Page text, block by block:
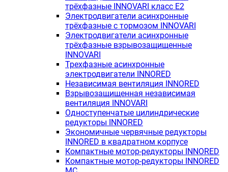
трёхфазные INNOVARI класс E2
Электродвигатели асинхронные
трёхфазные с тормозом INNOVARI
Электродвигатели асинхронные
трёхфазные взрывозащищенные
INNOVARI
Трехфазные асинхронные
электродвигатели INNORED
Независимая вентиляция INNORED
Взрывозащищенная независимая
вентиляция INNOVARI
Одноступенчатые цилиндрические
редукторы INNORED
Экономичные червячные редукторы
INNORED в квадратном корпусе
Компактные мотор-редукторы INNORED
Компактные мотор-редукторы INNORED